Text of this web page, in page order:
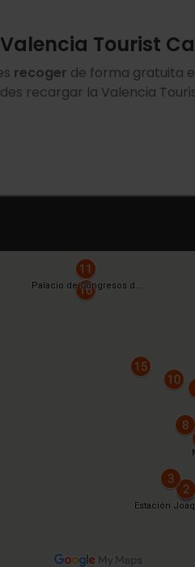
Tourist
recoger de forma gratuita
recargar la Valencia